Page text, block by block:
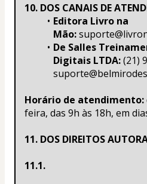
10. DOS CANAIS DE
Editora Livro na
Mão:
De Salles
Digitais LTDA: (21)
Horário de atendimento:
feira, das 9h às 18h, em
11. DOS DIREITOS
11.1.